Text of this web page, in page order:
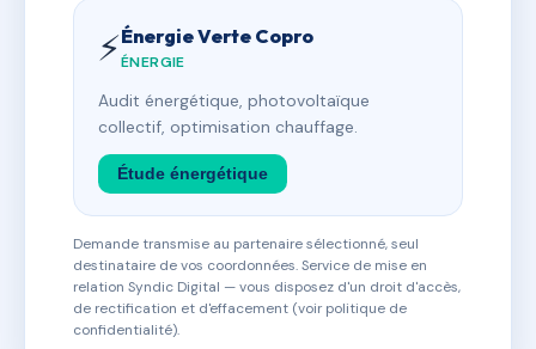
⚡Énergie Verte Copro
ÉNERGIE
Audit énergétique, photovoltaïque
collectif, optimisation chauffage.
Étude énergétique
Demande transmise au partenaire sélectionné, seul
destinataire de vos coordonnées. Service de mise en
relation Syndic Digital — vous disposez d'un droit d'accès,
de rectification et d'effacement (voir politique de
confidentialité).